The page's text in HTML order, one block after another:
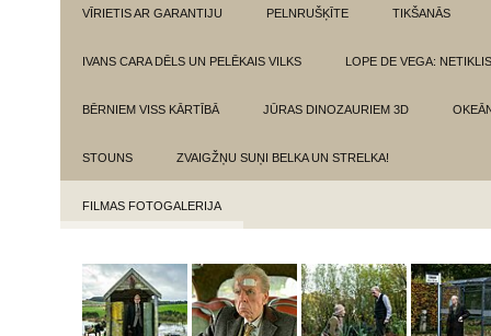
VĪRIETIS AR GARANTIJU PELNRUŠĶĪTE TIKŠANĀS
IVANS CARA DĒLS UN PELĒKAIS VILKS LOPE DE VEGA:
BĒRNIEM VISS KĀRTĪBĀ JŪRAS DINOZAURIEM 3D
STOUNS ZVAIGŽŅU SUŅI BELKA UN STRELKA!
FILMAS FOTOGALERIJA